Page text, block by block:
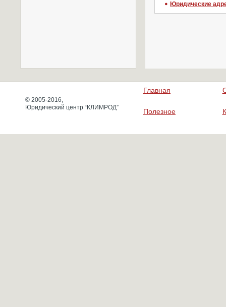
Юридические
© 2005-2016,
Юридический центр “КЛИМРОД”
Главная
Полезное